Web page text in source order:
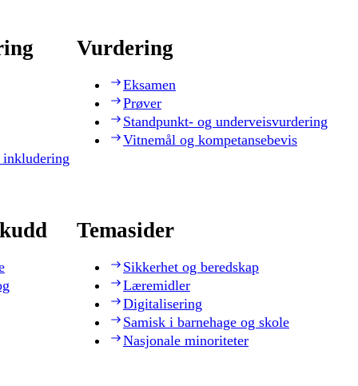
Vurdering
Eksamen
Prøver
Standpunkt- og underveisvurdering
Vitnemål og kompetansebevis
Temasider
Sikkerhet og beredskap
Læremidler
Digitalisering
Samisk i barnehage og skole
Nasjonale minoriteter